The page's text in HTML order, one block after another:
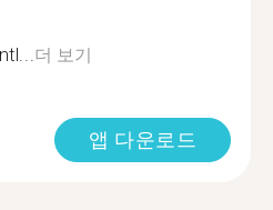
더 보기
앱 다운로드